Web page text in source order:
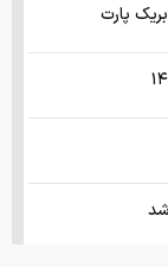
پارت
شد